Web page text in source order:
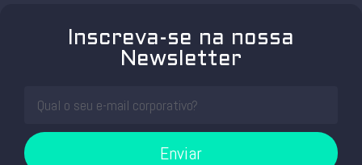
Inscreva-se na nossa
Newsletter
Enviar